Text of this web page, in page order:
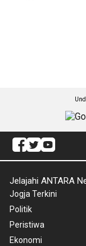
Jelajahi ANTARA
Jogja Terkini
Politik
Peristiwa
Ekonomi